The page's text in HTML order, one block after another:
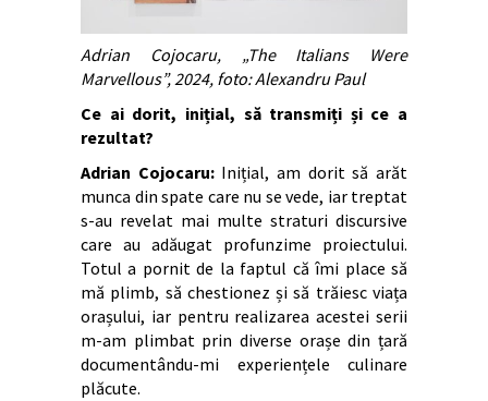
Adrian Cojocaru, „The Italians Were
Marvellous”, 2024, foto: Alexandru Paul
Ce ai dorit, inițial, să transmiți și ce a
rezultat?
Adrian Cojocaru:Inițial, am dorit să arăt
munca din spate care nu se vede, iar treptat
s-au revelat mai multe straturi discursive
care au adăugat profunzime proiectului.
Totul a pornit de la faptul că îmi place să
mă plimb, să chestionez și să trăiesc viața
orașului, iar pentru realizarea acestei serii
m-am plimbat prin diverse orașe din țară
documentându-mi experiențele culinare
plăcute.